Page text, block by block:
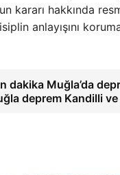
kararı hakkında
anlayışını
dakika Muğla’da
deprem Kandilli